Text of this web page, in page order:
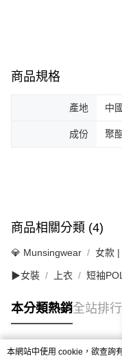
商品規格
產地 中
成份 聚
商品相關分類 (4)
💎 Munsingwear 女款 |
▶女裝 上衣 短袖
本分類熱銷全站排行
本網站中使用 cookie，欲查詢